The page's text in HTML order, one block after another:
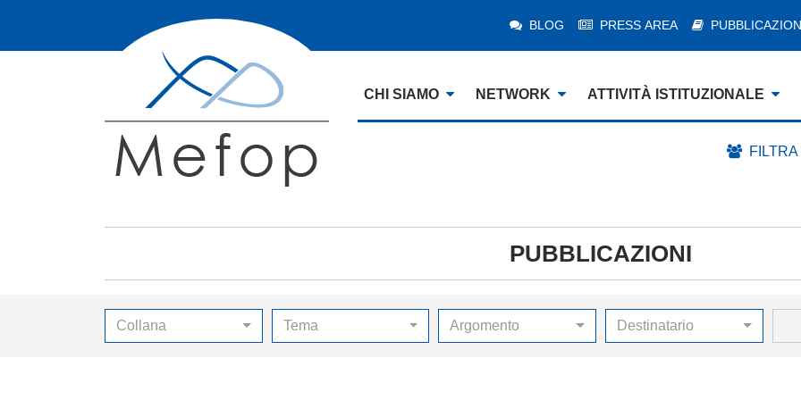
BLOG PRESS AREA
CHI SIAMO NETWORK ATTIVITÀ ISTITUZIONALE
PUBBLICAZIONI
Collana Tema Argomento Destinatario